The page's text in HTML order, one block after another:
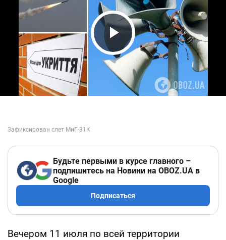
Play Video
Будьте первыми в курсе главного –
подпишитесь на Новини на OBOZ.UA в
Google
Подписаться
Вечером 11 июля по всей территории